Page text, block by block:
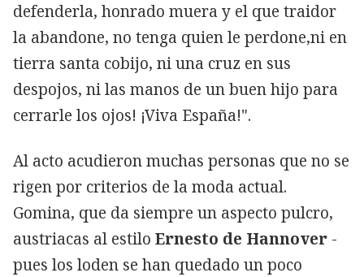
defenderla, honrado muera y el que traidor
la abandone, no tenga quien le perdone,ni en
tierra santa cobijo, ni una cruz en sus
despojos, ni las manos de un buen hijo para
cerrarle los ojos! ¡Viva España!".
Al acto acudieron muchas personas que no se
rigen por criterios de la moda actual.
Gomina, que da siempre un aspecto pulcro,
austriacas al estilo Ernesto de Hannover -
pues los loden se han quedado un poco